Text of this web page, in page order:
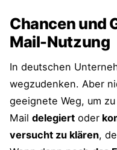
Wähle
bewusst
Nutze das
Kontrollblick
Ergreife
Chancen und
Mail-Nutzung
In deutschen
wegzudenken. Aber
geeignete Weg, um
Mail delegiert oder
versucht zu klären,